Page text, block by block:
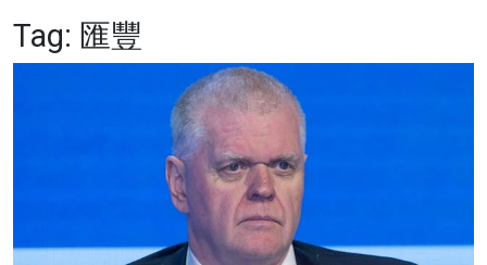
健康
名家榜
Tag: 匯豐